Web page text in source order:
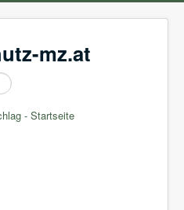
mz.at
- Startseite